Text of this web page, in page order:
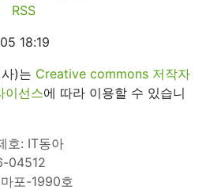
RSS
18:19
)는 Creative commons 저작자
이선스에 따라 이용할 수 있습니
호: IT동아
04512
포-1990호